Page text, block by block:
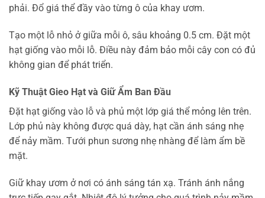
phải. Đổ giá thể đầy vào từng ô của khay ươm.
Tạo một lỗ nhỏ ở giữa mỗi ô, sâu khoảng 0.5 cm. Đặt một
hạt giống vào mỗi lỗ. Điều này đảm bảo mỗi cây con có đủ
không gian để phát triển.
Kỹ Thuật Gieo Hạt và Giữ Ẩm Ban Đầu
Đặt hạt giống vào lỗ và phủ một lớp giá thể mỏng lên trên.
Lớp phủ này không được quá dày, hạt cần ánh sáng nhẹ
để nảy mầm. Tưới phun sương nhẹ nhàng để làm ẩm bề
mặt.
Giữ khay ươm ở nơi có ánh sáng tán xạ. Tránh ánh nắng